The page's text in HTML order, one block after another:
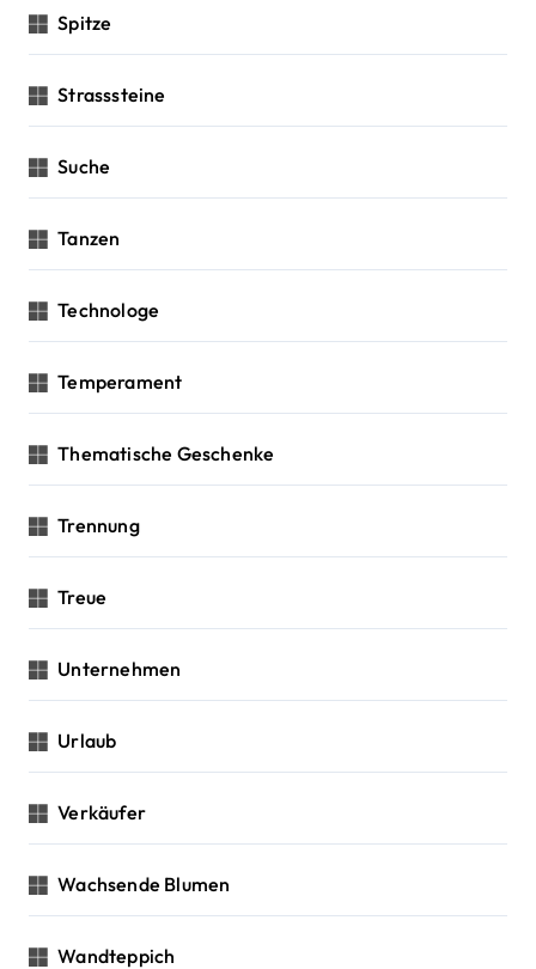
Spitze
Strasssteine
Suche
Tanzen
Technologe
Temperament
Thematische Geschenke
Trennung
Treue
Unternehmen
Urlaub
Verkäufer
Wachsende Blumen
Wandteppich